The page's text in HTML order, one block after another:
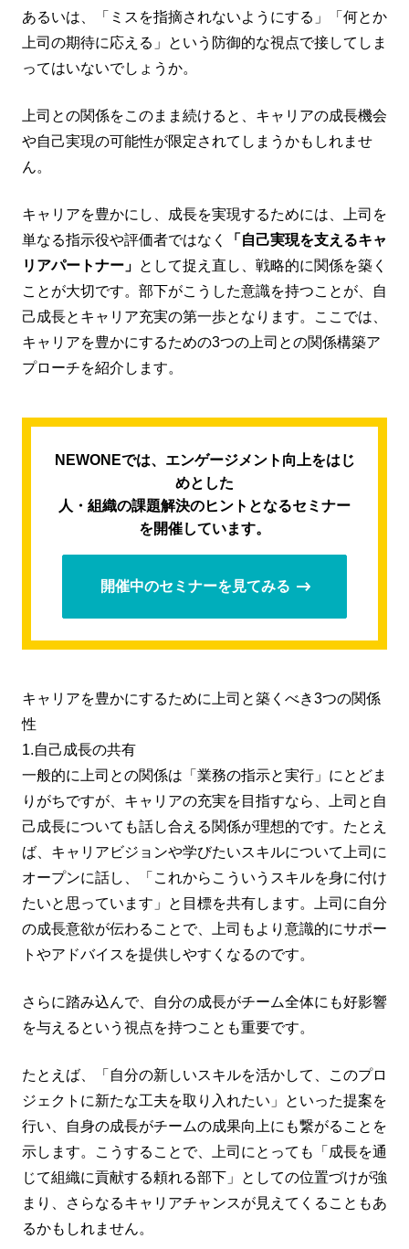
あるいは、「ミスを指摘されないようにする」「何とか
上司の期待に応える」という防御的な視点で接してしま
ってはいないでしょうか。
上司との関係をこのまま続けると、キャリアの成長機会
や自己実現の可能性が限定されてしまうかもしれませ
ん。
キャリアを豊かにし、成長を実現するためには、上司を
単なる指示役や評価者ではなく
「自己実現を支えるキャ
リアパートナー」 として捉え直し、戦略的に関係を築く
ことが大切です。部下がこうした意識を持つことが、自
己成長とキャリア充実の第一歩となります。ここでは、
キャリアを豊かにするための3つの上司との関係構築ア
プローチを紹介します。
NEWONEでは、エンゲージメント向上をはじ
めとした
人・組織の課題解決のヒントとなるセミナー
を開催しています。
開催中のセミナーを見てみる
キャリアを豊かにするために上司と築くべき3つの関係
性
1.自己成長の共有
一般的に上司との関係は「業務の指示と実行」にとどま
りがちですが、キャリアの充実を目指すなら、上司と自
己成長についても話し合える関係が理想的です。たとえ
ば、キャリアビジョンや学びたいスキルについて上司に
オープンに話し、「これからこういうスキルを身に付け
たいと思っています」と目標を共有します。上司に自分
の成長意欲が伝わることで、上司もより意識的にサポー
トやアドバイスを提供しやすくなるのです。
さらに踏み込んで、自分の成長がチーム全体にも好影響
を与えるという視点を持つことも重要です。
たとえば、「自分の新しいスキルを活かして、このプロ
ジェクトに新たな工夫を取り入れたい」といった提案を
行い、自身の成長がチームの成果向上にも繋がることを
示します。こうすることで、上司にとっても「成長を通
じて組織に貢献する頼れる部下」としての位置づけが強
まり、さらなるキャリアチャンスが見えてくることもあ
るかもしれません。